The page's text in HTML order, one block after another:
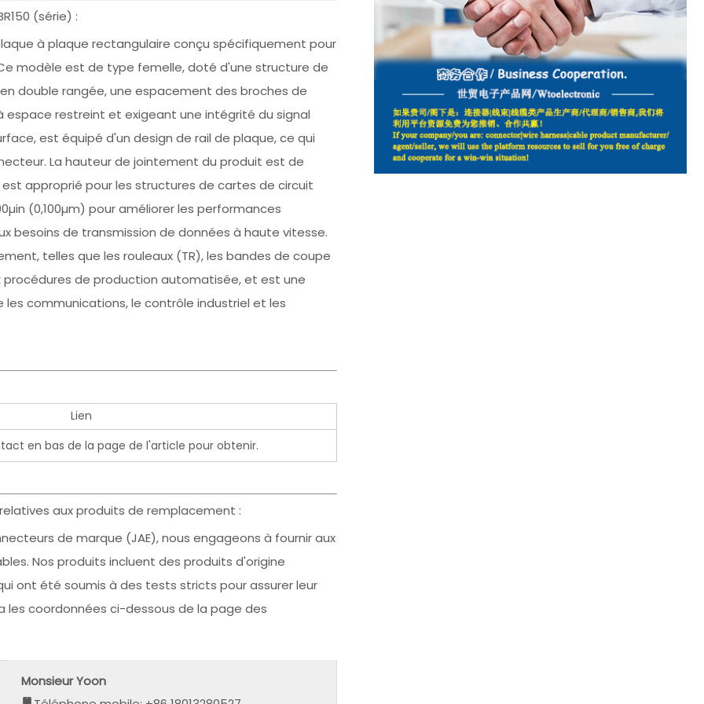
(série) :
à plaque rectangulaire conçu spécifiquement pour
modèle est de type femelle, doté d'une structure de
double rangée, une espacement des broches de
restreint et exigeant une intégrité du signal
est équipé d'un design de rail de plaque, ce qui
La hauteur de jointement du produit est de
approprié pour les structures de cartes de circuit
(0,100µm) pour améliorer les performances
besoins de transmission de données à haute vitesse.
telles que les rouleaux (TR), les bandes de coupe
procédures de production automatisée, et est une
communications, le contrôle industriel et les
Lien
en bas de la page de l'article pour obtenir.
relatives aux produits de remplacement :
de marque (JAE), nous engageons à fournir aux
Nos produits incluent des produits d'origine
ont été soumis à des tests stricts pour assurer leur
coordonnées ci-dessous de la page des
Monsieur Yoon